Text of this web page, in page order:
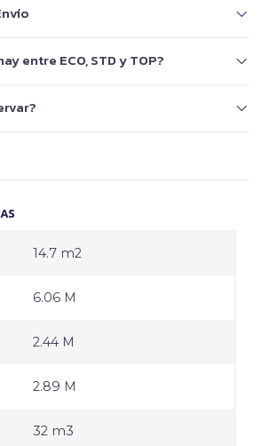
entre ECO, STD y TOP?
14.7 m2
6.06 M
2.44 M
2.89 M
32 m3